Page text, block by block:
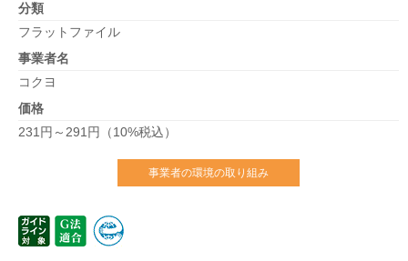
分類
フラットファイル
事業者名
コクヨ
価格
231円～291円（10%税込）
事業者の環境の取り組み